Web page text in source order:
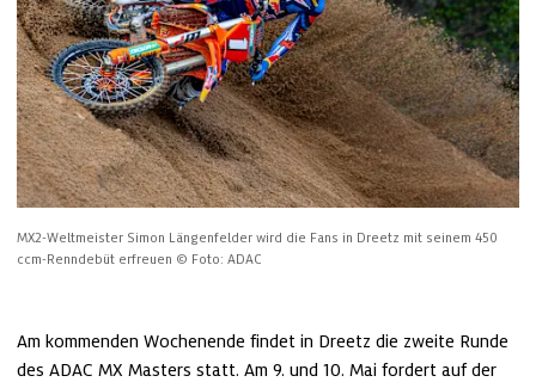
MX2-Weltmeister Simon Längenfelder wird die Fans in Dreetz mit seinem 450
ccm-Renndebüt erfreuen © Foto: ADAC
Am kommenden Wochenende findet in Dreetz die zweite Runde
des ADAC MX Masters statt. Am 9. und 10. Mai fordert auf der